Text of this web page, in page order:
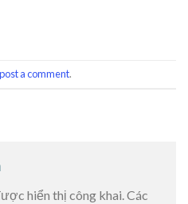
post a comment.
hiển thị công khai.Các